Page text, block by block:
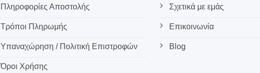
Πληροφορίες Αποστολής
Τρόποι Πληρωμής
Υπαναχώρηση / Πολιτική Επιστροφών
Όροι Χρήσης
Σχετικά με εμάς
Επικοινωνία
Blog